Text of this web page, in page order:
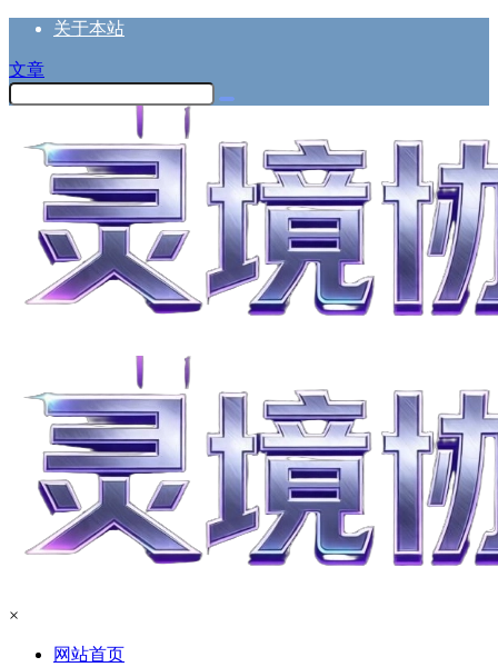
关于本站
文章
×
网站首页